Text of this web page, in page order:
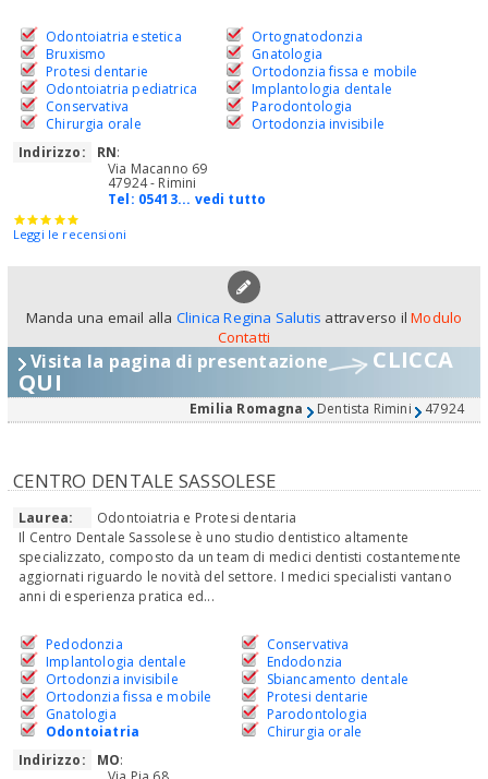
Odontoiatria estetica
Bruxismo
Protesi dentarie
Odontoiatria pediatrica
Conservativa
Chirurgia orale
Ortognatodonzia
Gnatologia
Ortodonzia fissa e mobile
Implantologia dentale
Parodontologia
Ortodonzia invisibile
Indirizzo:
RN:
Via Macanno 69
47924 - Rimini
Tel: 05413... vedi tutto
Leggi le recensioni
Manda una email alla Clinica Regina Salutis attraverso ilModulo
Contatti
Visita la pagina di presentazione CLICCA
QUI
Emilia Romagna Dentista Rimini 47924
CENTRO DENTALE SASSOLESE
Laurea:
Odontoiatria e Protesi dentaria
Il Centro Dentale Sassolese è uno studio dentistico altamente
specializzato, composto da un team di medici dentisti costantemente
aggiornati riguardo le novità del settore. I medici specialisti vantano
anni di esperienza pratica ed...
Pedodonzia
Implantologia dentale
Ortodonzia invisibile
Ortodonzia fissa e mobile
Gnatologia
Odontoiatria
Conservativa
Endodonzia
Sbiancamento dentale
Protesi dentarie
Parodontologia
Chirurgia orale
Indirizzo:
MO: